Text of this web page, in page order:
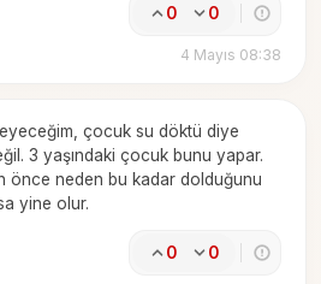
0 0
4 Mayıs 08:38
çocuk su döktü diye
3 yaşındaki çocuk bunu yapar.
önce neden bu kadar dolduğunu
yine olur.
0 0